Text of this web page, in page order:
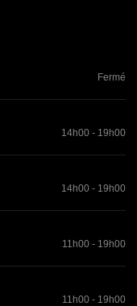
Fermé
14h00 - 19h00
14h00 - 19h00
11h00 - 19h00
11h00 - 19h00